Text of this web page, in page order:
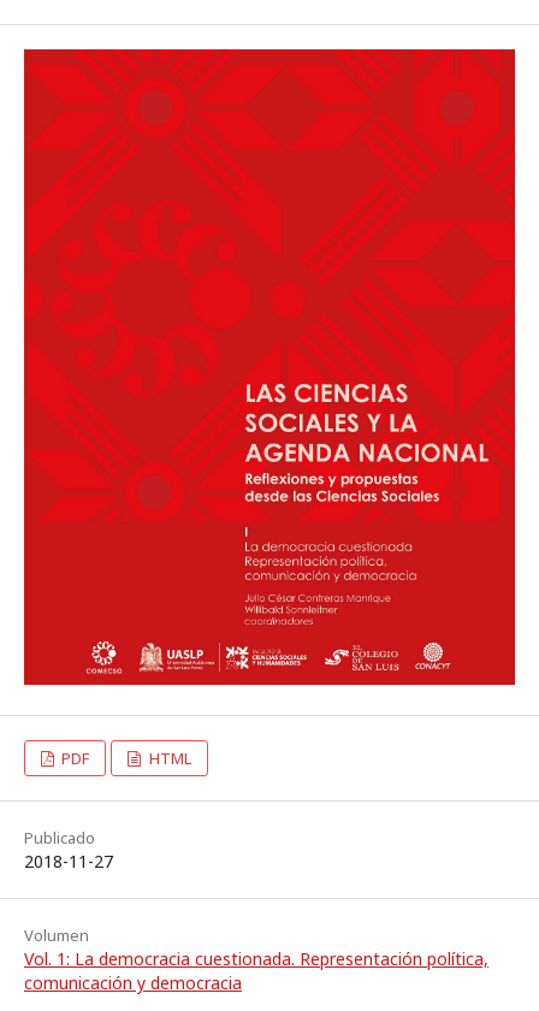
PDF HTML
Publicado
2018-11-27
Volumen
Vol. 1: La democracia cuestionada. Representación política,
comunicación y democracia